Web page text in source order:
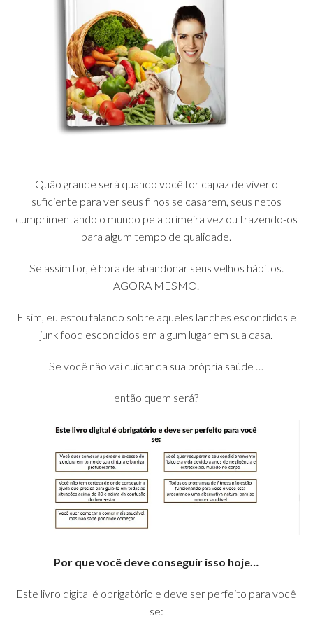
Quão grande será quando você for capaz de viver o
suficiente para ver seus filhos se casarem, seus netos
cumprimentando o mundo pela primeira vez ou trazendo-os
para algum tempo de qualidade.
Se assim for, é hora de abandonar seus velhos hábitos.
AGORA MESMO.
E sim, eu estou falando sobre aqueles lanches escondidos e
junk food escondidos em algum lugar em sua casa.
Se você não vai cuidar da sua própria saúde …
então quem será?
Por que você deve conseguir isso hoje…
Este livro digital é obrigatório e deve ser perfeito para você
se: